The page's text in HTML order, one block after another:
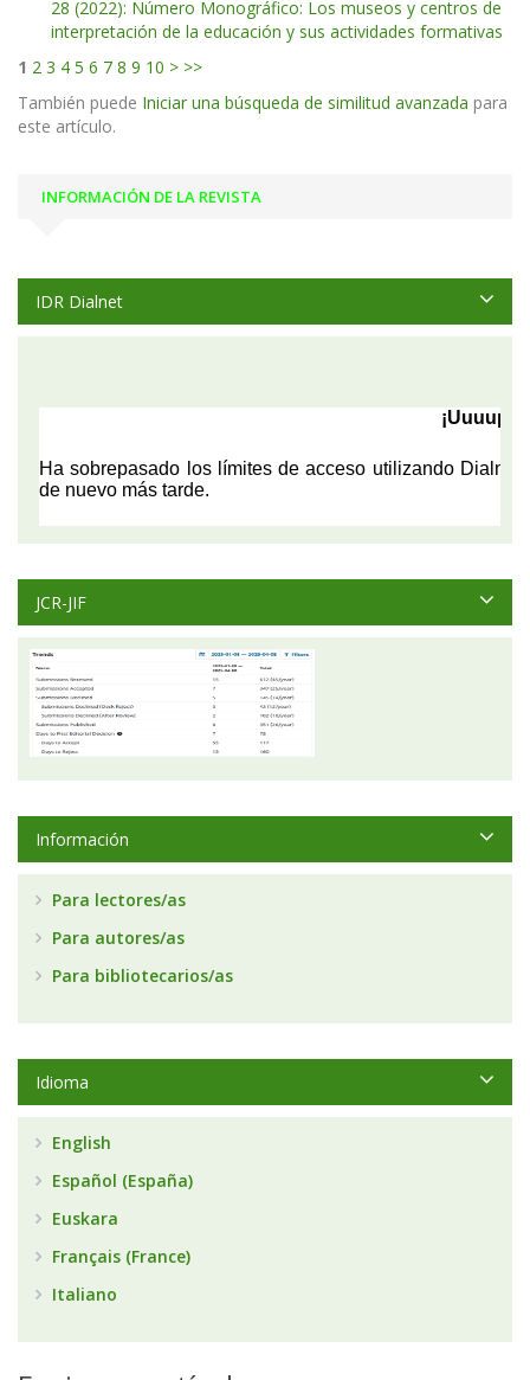
28 (2022): Número Monográfico: Los museos y centros de
interpretación de la educación y sus actividades formativas
1 2 3 4 5 6 7 8 9 10 > >>
También puede Iniciar una búsqueda de similitud avanzada para
este artículo.
INFORMACIÓN DE LA REVISTA
IDR Dialnet
JCR-JIF
Información
Para lectores/as
Para autores/as
Para bibliotecarios/as
Idioma
English
Español (España)
Euskara
Français (France)
Italiano